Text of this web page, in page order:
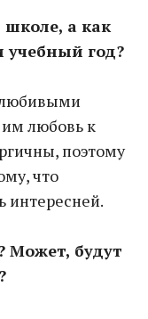
а как
год?
любовь к
поэтому
что
интересней.
Может, будут